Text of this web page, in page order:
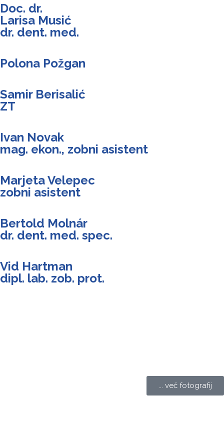
Doc. dr.
Larisa Musić
dr. dent. med.
Polona Požgan
Samir Berisalić
ZT
Ivan Novak
mag. ekon., zobni asistent
Marjeta Velepec
zobni asistent
Bertold Molnár
dr. dent. med. spec.
Vid Hartman
dipl. lab. zob. prot.
... več fotografij